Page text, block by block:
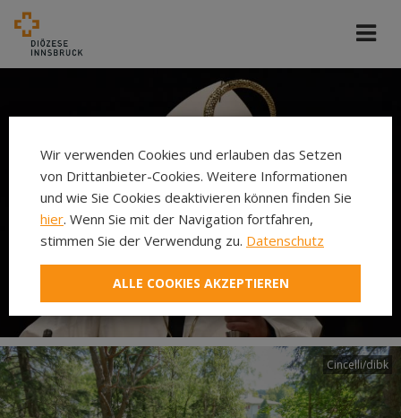
Cincelli/dibk
Wir verwenden Cookies und erlauben das Setzen
von Drittanbieter-Cookies. Weitere Informationen
und wie Sie Cookies deaktivieren können finden Sie
hier. Wenn Sie mit der Navigation fortfahren,
stimmen Sie der Verwendung zu. Datenschutz
ALLE COOKIES AKZEPTIEREN